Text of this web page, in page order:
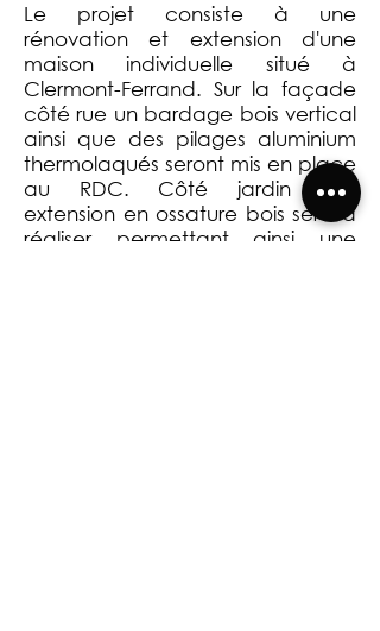
Le projet consiste à une
rénovation et extension d'une
maison individuelle situé à
Clermont-Ferrand. Sur la façade
côté rue un bardage bois vertical
ainsi que des pilages aluminium
thermolaqués seront mis en place
au RDC. Côté jardin une
extension en ossature bois sera à
réaliser permettant ainsi une